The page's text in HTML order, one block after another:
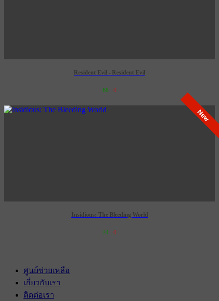
Resident Evil - Resident Evil
68 0
New
Insidious: The Bleeding World
24 0
ศูนย์ช่วยเหลือ
เกี่ยวกับเรา
ติดต่อเรา